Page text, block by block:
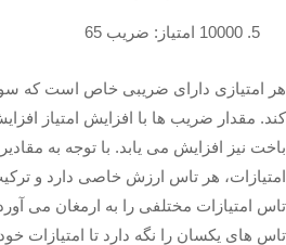
10000 امتیاز: ضریب 65
هر امتیازی دارای ضریبی خاص است که
کند. مقدار ضریب‌ ها با افزایش امتیاز
باخت نیز افزایش می‌ یابد. با توجه به
امتیازات، هر تاس ارزش خاصی دارد و
تاس امتیازات مختلفی را به ارمغان می‌
تاس‌ های یکسان را نگه دارد تا امتیازات